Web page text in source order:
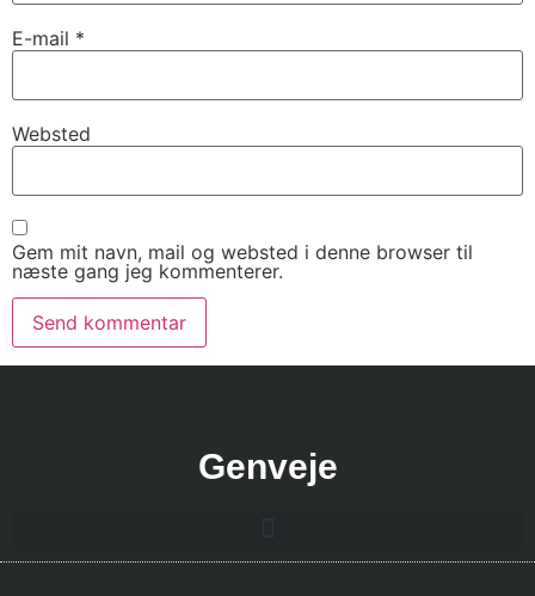
E-mail *
Websted
Gem mit navn, mail og websted i denne browser til
næste gang jeg kommenterer.
Genveje